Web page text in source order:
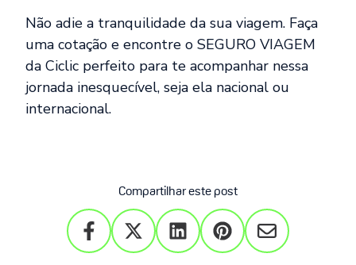
Não adie a tranquilidade da sua viagem. Faça
uma cotação e encontre o SEGURO VIAGEM
da Ciclic perfeito para te acompanhar nessa
jornada inesquecível, seja ela nacional ou
internacional.
Compartilhar este post